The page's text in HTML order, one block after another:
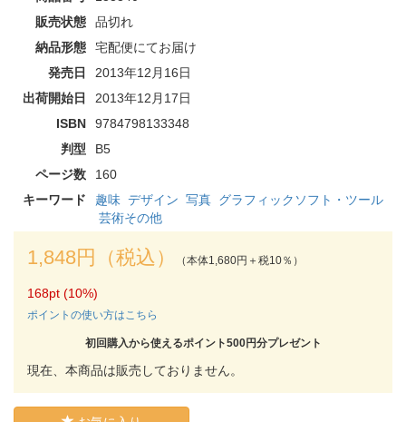
販売状態
品切れ
納品形態
宅配便にてお届け
発売日
2013年12月16日
出荷開始日
2013年12月17日
ISBN
9784798133348
判型
B5
ページ数
160
キーワード
趣味 デザイン 写真 グラフィックソフト・ツール
芸術その他
1,848円（税込） （本体1,680円＋税10％）
168pt (10%)
ポイントの使い方はこちら
初回購入から使えるポイント500円分プレゼント
現在、本商品は販売しておりません。